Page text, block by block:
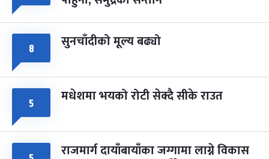
८ सुनचाँदीको मूल्य बढ्यो
५ मधेशमा भयको रोटी सेक्दै सीके राउत
राजमार्ग दायाँबायाँका जग्गामा लाग्ने विकास